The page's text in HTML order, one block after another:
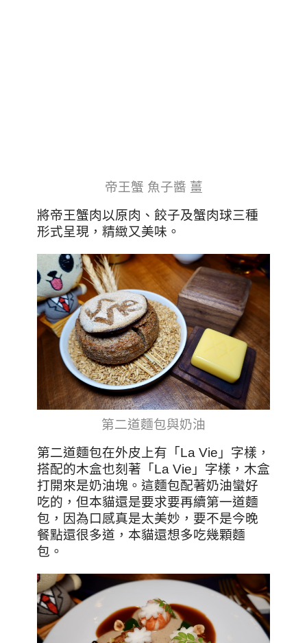
帝王蟹 魚子醬 薑
將帝王蟹肉以原肉、餃子及蟹肉球三種
形式呈現，精緻又美味。
第二道麵包與奶油
第二道麵包在外皮上有「La Vie」字樣，
搭配的木盒也刻著「La Vie」字樣，木盒
打開來是奶油塊。這麵包配著奶油蠻好
吃的，但本貓還是要求要再續第一道麵
包，因為口感真是太美妙，要不是今晚
餐點還很多道，本貓還想多吃幾顆麵
包。